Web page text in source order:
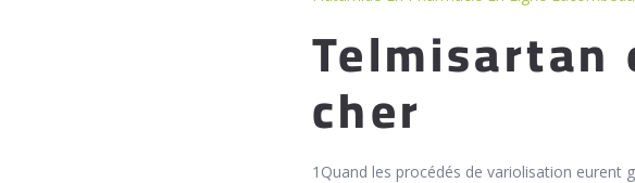
Telmisartan
cher
1Quand les procédés de variolisation eurent